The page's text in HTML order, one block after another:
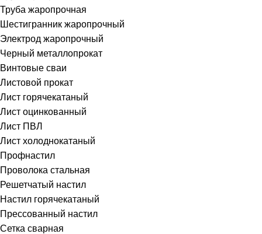
Труба жаропрочная
Шестигранник жаропрочный
Электрод жаропрочный
Черный металлопрокат
Винтовые сваи
Листовой прокат
Лист горячекатаный
Лист оцинкованный
Лист ПВЛ
Лист холоднокатаный
Профнастил
Проволока стальная
Решетчатый настил
Настил горячекатаный
Прессованный настил
Сетка сварная